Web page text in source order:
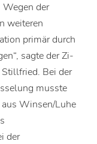
der
weiteren
primär durch
sagte der Zi-
Bei der
musste
Winsen/Luhe
der